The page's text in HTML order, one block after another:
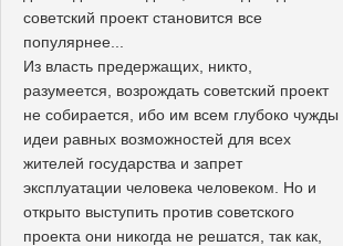
советский проект становится все
популярнее...
Из власть предержащих, никто,
разумеется, возрождать советский проект
не собирается, ибо им всем глубоко чужды
идеи равных возможностей для всех
жителей государства и запрет
эксплуатации человека человеком. Но и
открыто выступить против советского
проекта они никогда не решатся, так как,